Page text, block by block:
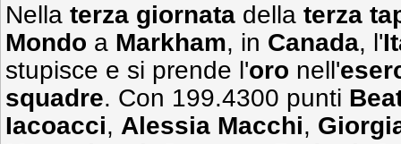
Nella terza giornata della terza
Mondo a Markham, in Canada, l'
stupisce e si prende l'oro nell'
squadre. Con 199.4300 punti
Iacoacci, Alessia Macchi,